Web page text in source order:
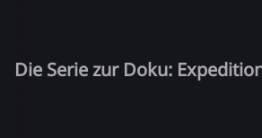
Die Serie zur Doku: